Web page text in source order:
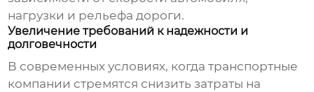
нагрузки и рельефа дороги.
Увеличение требований к надежности и
долговечности
В современных условиях, когда транспортные
компании стремятся снизить затраты на